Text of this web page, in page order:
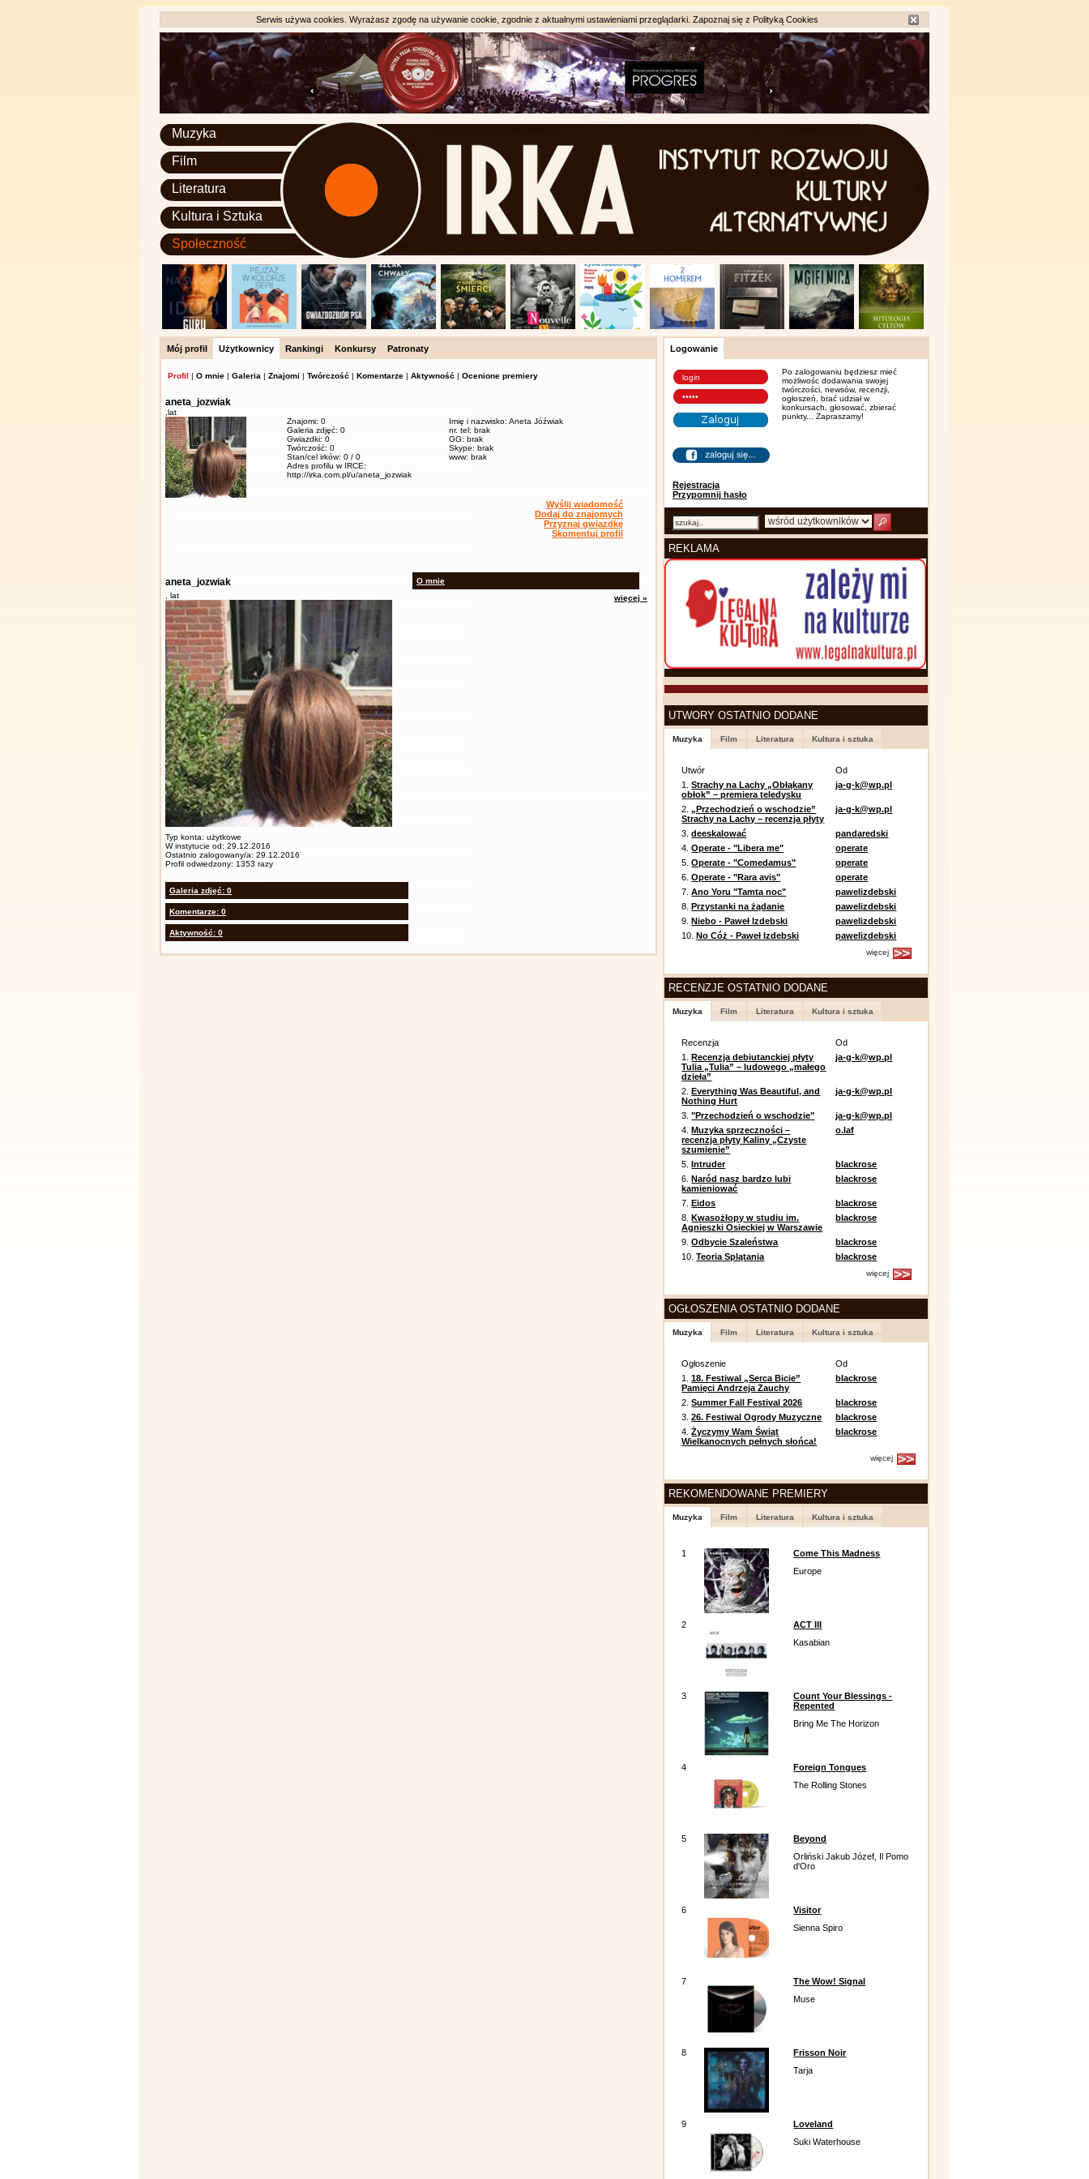
Serwis używa cookies. Wyrażasz zgodę na używanie cookie, zgodnie z aktualnymi ustawieniami przeglądarki. Zapoznaj się z Polityką Cookies
Muzyka
Film
Literatura
Kultura i Sztuka
Społeczność
Mój profil Użytkownicy Rankingi Konkursy Patronaty
Profil | O mnie | Galeria | Znajomi | Twórczość | Komentarze | Aktywność | Ocenione premiery
aneta_jozwiak
lat
Znajomi: 0
Galeria zdjęć: 0
Gwiazdki: 0
Twórczość: 0
Stan/cel irków: 0 / 0
Adres profilu w IRCE:
http://irka.com.pl/u/aneta_jozwiak
Imię i nazwisko: Aneta Jóźwiak
nr. tel: brak
GG: brak
Skype: brak
www: brak
Wyślij wiadomość
Dodaj do znajomych
Przyznaj gwiazdkę
Skomentuj profil
aneta_jozwiak
lat
Typ konta: użytkowe
W instytucie od: 29.12.2016
Ostatnio zalogowany/a: 29.12.2016
Profil odwiedzony: 1353 razy
Galeria zdjęć: 0
Komentarze: 0
Aktywność: 0
O mnie
więcej »
Logowanie
Rejestracja
Przypomnij hasło
Po zalogowaniu będziesz mieć
możliwośc dodawania swojej
twórczości, newsów, recenzji,
ogłoszeń, brać udział w
konkursach, głosować, zbierać
punkty... Zapraszamy!
REKLAMA
UTWORY OSTATNIO DODANE
Muzyka Film Literatura Kultura i sztuka
Utwór
Od
1.Strachy na Lachy „Obłąkany
obłok” – premiera teledysku
ja-g-k@wp.pl
2.„Przechodzień o wschodzie”
Strachy na Lachy – recenzja płyty
ja-g-k@wp.pl
3.deeskalować
pandaredski
4.Operate - "Libera me"
operate
5.Operate - "Comedamus"
operate
6.Operate - "Rara avis"
operate
7.Ano Yoru "Tamta noc"
pawelizdebski
8.Przystanki na żądanie
pawelizdebski
9.Niebo - Paweł Izdebski
pawelizdebski
10.No Cóż - Paweł Izdebski pawelizdebski
więcej
RECENZJE OSTATNIO DODANE
Muzyka Film Literatura Kultura i sztuka
Recenzja
Od
1.Recenzja debiutanckiej płyty
Tulia „Tulia” – ludowego „małego
dzieła”
ja-g-k@wp.pl
2.Everything Was Beautiful, and
Nothing Hurt
ja-g-k@wp.pl
3."Przechodzień o wschodzie"
ja-g-k@wp.pl
4.Muzyka sprzeczności –
recenzja płyty Kaliny „Czyste
szumienie”
o.laf
5.Intruder
blackrose
6.Naród nasz bardzo lubi
kamieniować
blackrose
7.Eidos
blackrose
8.Kwasożłopy w studiu im.
Agnieszki Osieckiej w Warszawie
blackrose
9.Odbycie Szaleństwa
blackrose
10.Teoria Splątania blackrose
więcej
OGŁOSZENIA OSTATNIO DODANE
Muzyka Film Literatura Kultura i sztuka
Ogłoszenie
Od
1.18. Festiwal „Serca Bicie”
Pamięci Andrzeja Zauchy
blackrose
2.Summer Fall Festival 2026
blackrose
3.26. Festiwal Ogrody Muzyczne
blackrose
4.Życzymy Wam Świąt
Wielkanocnych pełnych słońca!
blackrose
więcej
REKOMENDOWANE PREMIERY
Muzyka Film Literatura Kultura i sztuka
1
Come This Madness
Europe
2
ACT III
Kasabian
3
Count Your Blessings -
Repented
Bring Me The Horizon
4
Foreign Tongues
The Rolling Stones
5
Beyond
Orliński Jakub Józef, Il Pomo
d'Oro
6
Visitor
Sienna Spiro
7
The Wow! Signal
Muse
8
Frisson Noir
Tarja
9
Loveland
Suki Waterhouse